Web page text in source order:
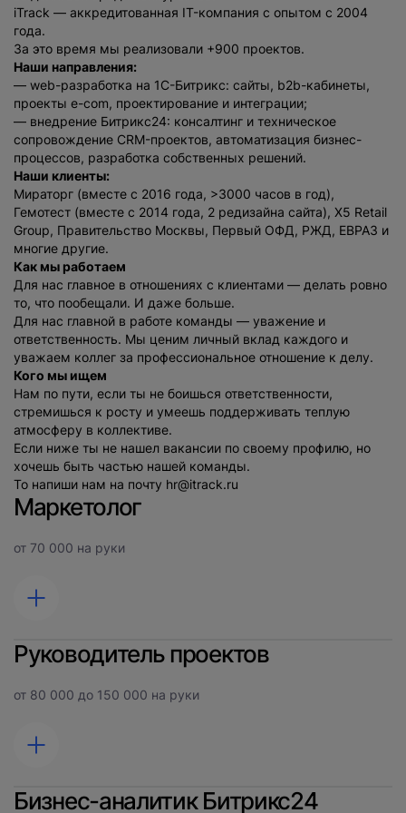
iTrack — аккредитованная IT-компания с опытом с 2004
года.
За это время мы реализовали +900 проектов.
Наши направления:
— web-разработка на 1С-Битрикс: сайты, b2b-кабинеты,
проекты e-com, проектирование и интеграции;
— внедрение Битрикс24: консалтинг и техническое
сопровождение CRM-проектов, автоматизация бизнес-
процессов, разработка собственных решений.
Наши клиенты:
Мираторг (вместе с 2016 года, >3000 часов в год),
Гемотест (вместе с 2014 года, 2 редизайна сайта), Х5 Retail
Group, Правительство Москвы, Первый ОФД, РЖД, ЕВРАЗ и
многие другие.
Как мы работаем
Для нас главное в отношениях с клиентами — делать ровно
то, что пообещали. И даже больше.
Для нас главной в работе команды — уважение и
ответственность. Мы ценим личный вклад каждого и
уважаем коллег за профессиональное отношение к делу.
Кого мы ищем
Нам по пути, если ты не боишься ответственности,
стремишься к росту и умеешь поддерживать теплую
атмосферу в коллективе.
Если ниже ты не нашел вакансии по своему профилю, но
хочешь быть частью нашей команды.
То напиши нам на почту hr@itrack.ru
Маркетолог
от 70 000 на руки
Задачи
участвовать в разработке маркетинговых кампаний;
разрабатывать и публиковать контент, который будет
участвовать в процессах, связанных с
Руководитель проектов
от 80 000 до 150 000 на руки
Бизнес-аналитик Битрикс24
Нажимая на кнопку, вы даете
согласие на обработку
персональных данных
и соглашаетесь с
политикой конфиденциальности
оставить заявку